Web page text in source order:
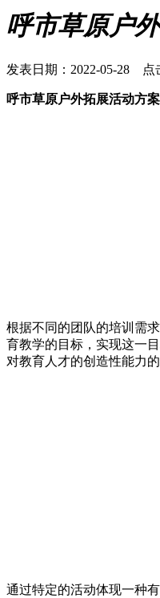
呼市草原户
发表日期：2022-05-28 点
呼市草原户外拓展活动方案
根据不同的团队的培训需
育教学的目标，实现这一
对教育人才的创造性能力
通过特定的活动体现一种